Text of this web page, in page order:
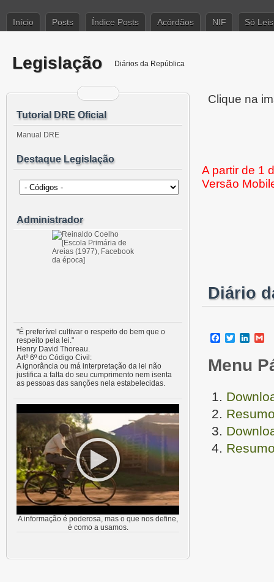
Início Posts Índice Posts Acórdãos NIF Só Leis
Legislação Diários da República
Clique na
A partir de 1
Versão
Diário
Facebook
Twitter
Menu
Tutorial DRE Oficial
Manual DRE
Destaque Legislação
Administrador
"É preferível cultivar o respeito do bem que o
respeito pela lei."
Henry David Thoreau.
Artº 6º do Código Civil:
A ignorância ou má interpretação da lei não
justifica a falta do seu cumprimento nem isenta
as pessoas das sanções nela estabelecidas.
A informação é poderosa, mas o que nos define,
é como a usamos.